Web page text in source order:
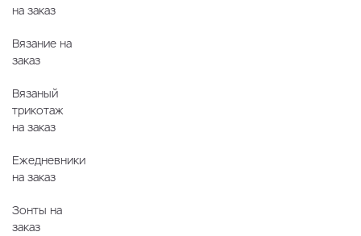
на заказ
Вязание на
заказ
Вязаный
трикотаж
на заказ
Ежедневники
на заказ
Зонты на
заказ